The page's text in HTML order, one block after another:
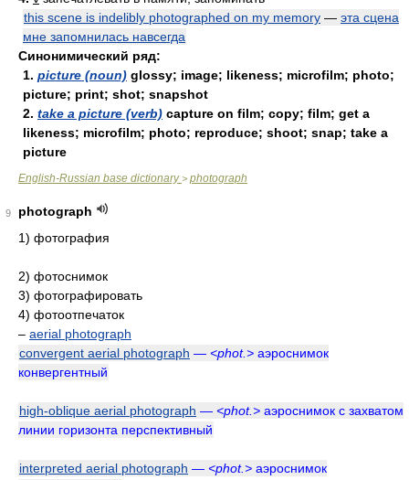
this scene is indelibly photographed on my memory — эта сцена
мне запомнилась навсегда
Синонимический ряд:
1. picture (noun) glossy; image; likeness; microfilm; photo;
picture; print; shot; snapshot
2. take a picture (verb) capture on film; copy; film; get a
likeness; microfilm; photo; reproduce; shoot; snap; take a
picture
English-Russian base dictionary> photograph
9
photograph
1) фотография
2) фотоснимок
3) фотографировать
4) фотоотпечаток
– aerial photograph
convergent aerial photograph — <phot.> аэроснимок
конвергентный
high-oblique aerial photograph — <phot.> аэроснимок с захватом
линии горизонта перспективный
interpreted aerial photograph — <phot.> аэроснимок